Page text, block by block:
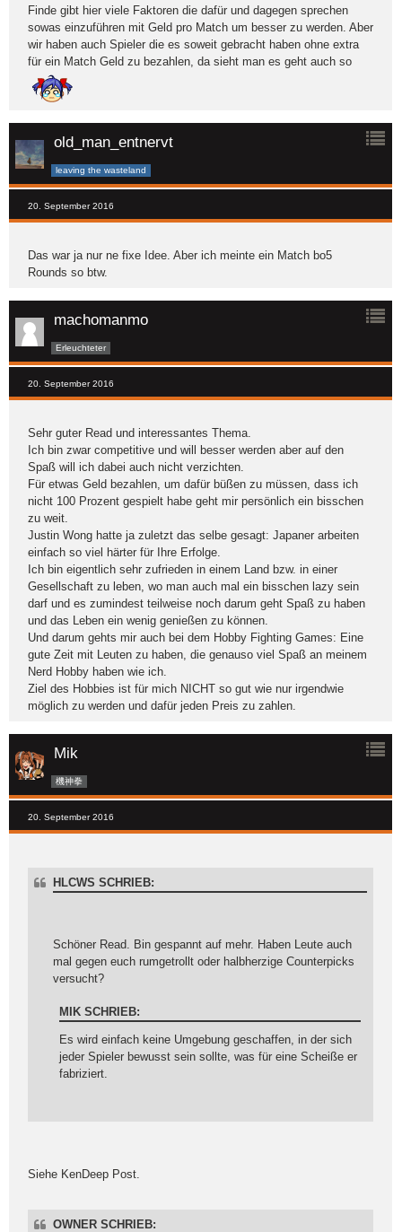
Finde gibt hier viele Faktoren die dafür und dagegen sprechen
sowas einzuführen mit Geld pro Match um besser zu werden. Aber
wir haben auch Spieler die es soweit gebracht haben ohne extra
für ein Match Geld zu bezahlen, da sieht man es geht auch so
old_man_entnervt
leaving the wasteland
20. September 2016
Das war ja nur ne fixe Idee. Aber ich meinte ein Match bo5
Rounds so btw.
machomanmo
Erleuchteter
20. September 2016
Sehr guter Read und interessantes Thema.
Ich bin zwar competitive und will besser werden aber auf den
Spaß will ich dabei auch nicht verzichten.
Für etwas Geld bezahlen, um dafür büßen zu müssen, dass ich
nicht 100 Prozent gespielt habe geht mir persönlich ein bisschen
zu weit.
Justin Wong hatte ja zuletzt das selbe gesagt: Japaner arbeiten
einfach so viel härter für Ihre Erfolge.
Ich bin eigentlich sehr zufrieden in einem Land bzw. in einer
Gesellschaft zu leben, wo man auch mal ein bisschen lazy sein
darf und es zumindest teilweise noch darum geht Spaß zu haben
und das Leben ein wenig genießen zu können.
Und darum gehts mir auch bei dem Hobby Fighting Games: Eine
gute Zeit mit Leuten zu haben, die genauso viel Spaß an meinem
Nerd Hobby haben wie ich.
Ziel des Hobbies ist für mich NICHT so gut wie nur irgendwie
möglich zu werden und dafür jeden Preis zu zahlen.
Mik
機神拳
20. September 2016
HLCWS SCHRIEB:
Schöner Read. Bin gespannt auf mehr. Haben Leute auch
mal gegen euch rumgetrollt oder halbherzige Counterpicks
versucht?
MIK SCHRIEB:
Es wird einfach keine Umgebung geschaffen, in der sich
jeder Spieler bewusst sein sollte, was für eine Scheiße er
fabriziert.
Siehe KenDeep Post.
OWNER SCHRIEB: